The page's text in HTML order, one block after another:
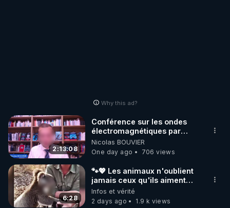
Why this ad?
2:13:08
Conférence sur les ondes
électromagnétiques par
Grégoire Caustru et Bart de
Wever !
Nicolas BOUVIER
One day ago
706 views
6:28
🐾💖 Les animaux n'oublient
jamais ceux qu'ils aiment…
🥹❤️
Infos et vérité
2 days ago
1.9 k views